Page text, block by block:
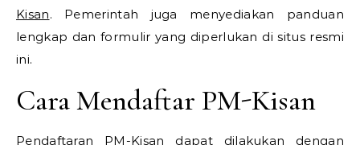
Kisan. Pemerintah juga menyediakan panduan
lengkap dan formulir yang diperlukan di situs resmi
ini.
Cara Mendaftar PM-Kisan
Pendaftaran PM-Kisan dapat dilakukan dengan